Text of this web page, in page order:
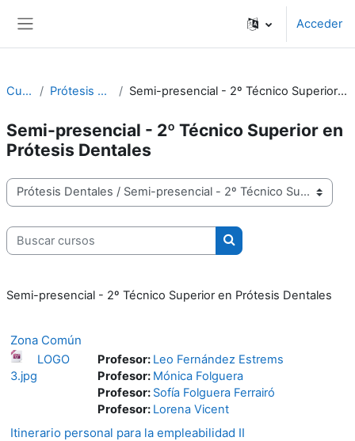
Acceder
Cursos Prótesis Dentales Semi-presencial - 2º Técnico Superior en Prótesis Dentales
Semi-presencial - 2º Técnico Superior en
Prótesis Dentales
Categorías
Buscar cursos
Buscar cursos
Semi-presencial - 2º Técnico Superior en Prótesis Dentales
Zona Común
LOGO
3.jpg
Profesor: Leo Fernández Estrems
Profesor: Mónica Folguera
Profesor: Sofía Folguera Ferrairó
Profesor: Lorena Vicent
Itinerario personal para la empleabilidad II